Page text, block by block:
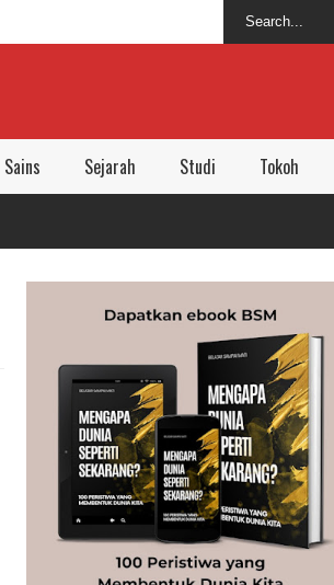
Sains Sejarah Studi Tokoh